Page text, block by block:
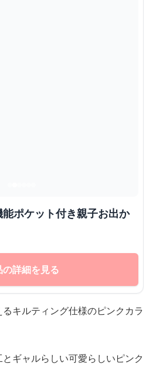
ポケット付き親子お出か
の詳細を見る
キルティング仕様のピンクカラ
ギャルらしい可愛らしいピンク